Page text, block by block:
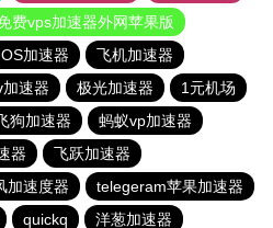
费vps加速器外网苹果版
加速器
飞机加速器
速器 极光加速器
1元机场
狗加速器
蚂蚁vp加速器
器
飞跃加速器
加速度器
telegeram苹果加速器
quickq 洋葱加速器